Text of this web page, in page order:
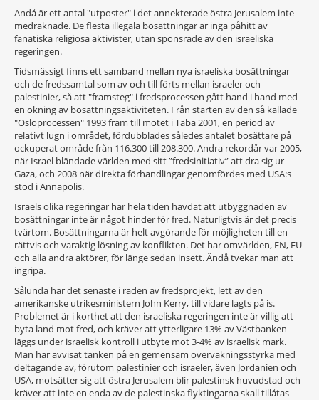
Ändå är ett antal "utposter" i det annekterade östra Jerusalem inte
medräknade. De flesta illegala bosättningar är inga påhitt av
fanatiska religiösa aktivister, utan sponsrade av den israeliska
regeringen.
Tidsmässigt finns ett samband mellan nya israeliska bosättningar
och de fredssamtal som av och till förts mellan israeler och
palestinier, så att "framsteg" i fredsprocessen gått hand i hand med
en ökning av bosättningsaktiviteten. Från starten av den så kallade
"Osloprocessen" 1993 fram till mötet i Taba 2001, en period av
relativt lugn i området, fördubblades således antalet bosättare på
ockuperat område från 116.300 till 208.300. Andra rekordår var 2005,
när Israel bländade världen med sitt ”fredsinitiativ” att dra sig ur
Gaza, och 2008 när direkta förhandlingar genomfördes med USA:s
stöd i Annapolis.
Israels olika regeringar har hela tiden hävdat att utbyggnaden av
bosättningar inte är något hinder för fred. Naturligtvis är det precis
tvärtom. Bosättningarna är helt avgörande för möjligheten till en
rättvis och varaktig lösning av konflikten. Det har omvärlden, FN, EU
och alla andra aktörer, för länge sedan insett. Ändå tvekar man att
ingripa.
Sålunda har det senaste i raden av fredsprojekt, lett av den
amerikanske utrikesministern John Kerry, till vidare lagts på is.
Problemet är i korthet att den israeliska regeringen inte är villig att
byta land mot fred, och kräver att ytterligare 13% av Västbanken
läggs under israelisk kontroll i utbyte mot 3-4% av israelisk mark.
Man har avvisat tanken på en gemensam övervakningsstyrka med
deltagande av, förutom palestinier och israeler, även Jordanien och
USA, motsätter sig att östra Jerusalem blir palestinsk huvudstad och
kräver att inte en enda av de palestinska flyktingarna skall tillåtas